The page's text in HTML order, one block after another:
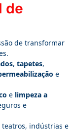
de
de transformar
, tapetes,
e
e limpeza a
e
teatros, indústrias e